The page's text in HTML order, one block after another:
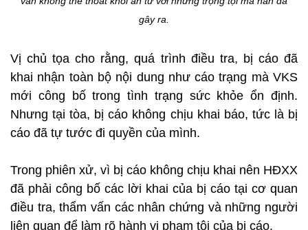
gây ra.
Vị chủ tọa cho rằng, quá trình điều tra, bị cáo đã
khai nhận toàn bộ nội dung như cáo trạng mà VKS
mới công bố trong tình trạng sức khỏe ổn định.
Nhưng tại tòa, bị cáo không chịu khai báo, tức là bị
cáo đã tự tước đi quyền của mình.
Trong phiên xử, vì bị cáo không chịu khai nên HĐXX
đã phải công bố các lời khai của bị cáo tại cơ quan
điều tra, thẩm vấn các nhân chứng và những người
liên quan để làm rõ hành vi phạm tội của bị cáo.